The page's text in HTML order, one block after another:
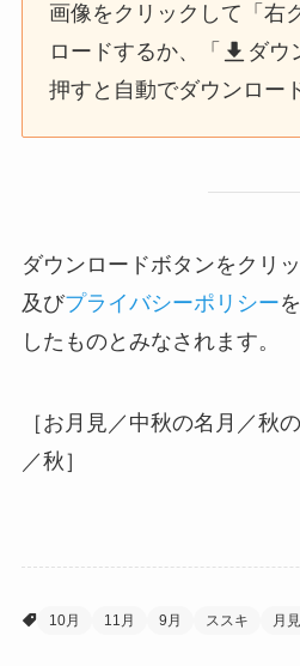
画像をクリックして「右
ロードするか、「
ダウ
押すと自動でダウンロー
ダウンロードボタンをクリッ
及びプライバシーポリシー
したものとみなされます。
［お月見／中秋の名月／秋
／秋］
10月 11月 9月 ススキ 月見